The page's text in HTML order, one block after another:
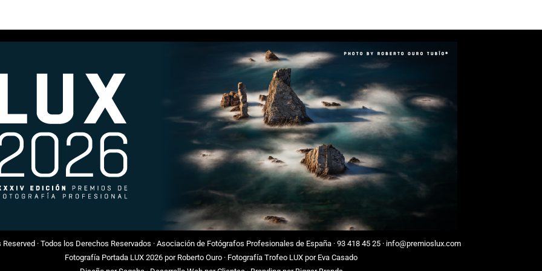
· Todos los Derechos Reservados ·Asociación de Fotógrafos Profesionales de España · 93 418 45 25 · info@premioslux.com
Fotografía Portada LUX 2026 por Roberto Ouro · Fotografía Trofeo LUX por Eva Casado